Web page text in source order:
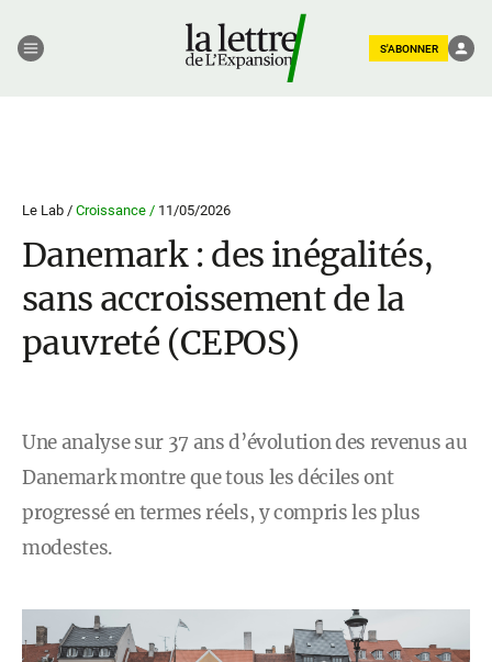
S'ABONNER
Le Lab / Croissance / 11/05/2026
Danemark : des inégalités,
sans accroissement de la
pauvreté (CEPOS)
Une analyse sur 37 ans d’évolution des revenus au
Danemark montre que tous les déciles ont
progressé en termes réels, y compris les plus
modestes.